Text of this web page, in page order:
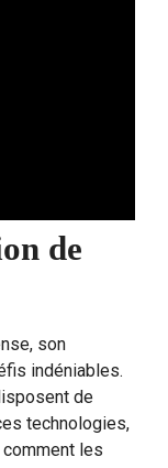
de
son
indéniables.
de
technologies,
les